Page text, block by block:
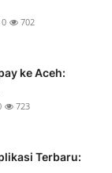
0 702
ke Aceh:
723
Terbaru: